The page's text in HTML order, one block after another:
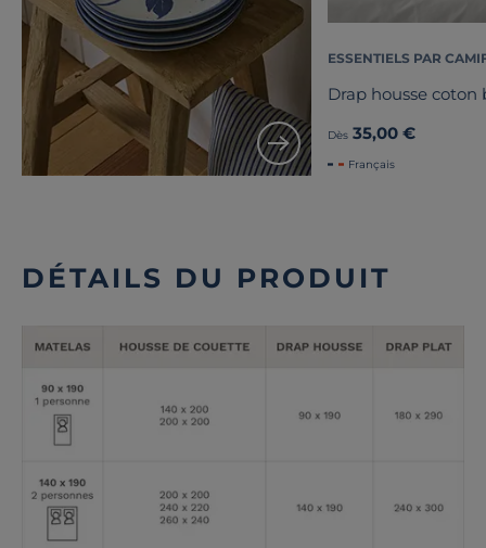
ESSENTIELS PAR
Drap housse coton
Dès 35,00 €
Français
DÉTAILS DU PRODUIT